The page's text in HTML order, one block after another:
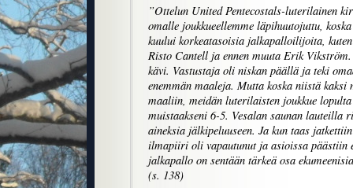
”Ottelun United Pentecostals-luterilainen
omalle joukkueellemme läpihuutojuttu, koska
kuului korkeatasoisia jalkapalloilijoita,
Risto Cantell ja ennen muuta Erik
kävi. Vastustaja oli niskan päällä ja teki
enemmän maaleja. Mutta koska niistä kaksi
maaliin, meidän luterilaisten joukkue
muistaakseni 6-5. Vesalan saunan lauteilla
aineksia jälkipeluuseen. Ja kun taas
ilmapiiri oli vapautunut ja asioissa päästiin
jalkapallo on sentään tärkeä osa
(s. 138)